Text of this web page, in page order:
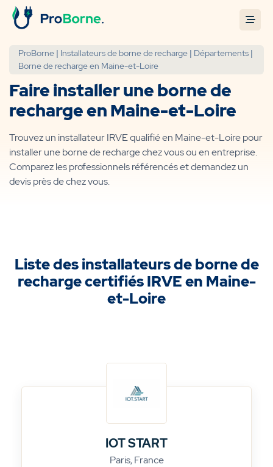
ProBorne | Installateurs de borne de recharge | Départements |
Borne de recharge en Maine-et-Loire
Faire installer une borne de
recharge en Maine-et-Loire
Trouvez un installateur IRVE qualifié en Maine-et-Loire pour
installer une borne de recharge chez vous ou en entreprise.
Comparez les professionnels référencés et demandez un
devis près de chez vous.
Liste des installateurs de borne de
recharge certifiés IRVE en Maine-
et-Loire
IOT START
Paris, France